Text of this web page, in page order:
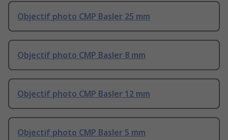
Objectif photo CMP Basler 25 mm
Objectif photo CMP Basler 8 mm
Objectif photo CMP Basler 12 mm
Objectif photo CMP Basler 5 mm